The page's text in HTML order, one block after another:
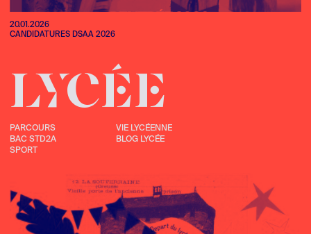
20.01.2026
CANDIDATURES DSAA 2026
LYCÉE
PARCOURS
BAC STD2A
SPORT
VIE LYCÉENNE
BLOG LYCÉE